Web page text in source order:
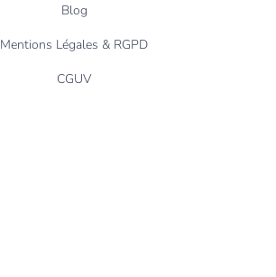
Blog
Mentions Légales & RGPD
CGUV